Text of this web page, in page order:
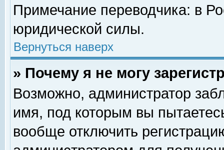
Примечание переводчика: в
юридической силы.
Вернуться наверх
» Почему я не могу
Возможно, администратор
имя, под которым вы
вообще отключить